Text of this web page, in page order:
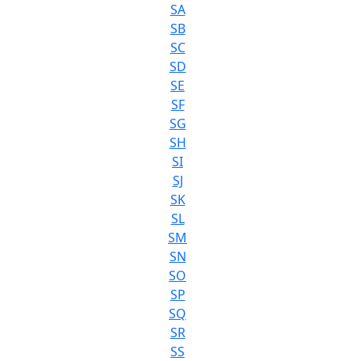
SA
SB
SC
SD
SE
SF
SG
SH
SI
SJ
SK
SL
SM
SN
SO
SP
SQ
SR
SS